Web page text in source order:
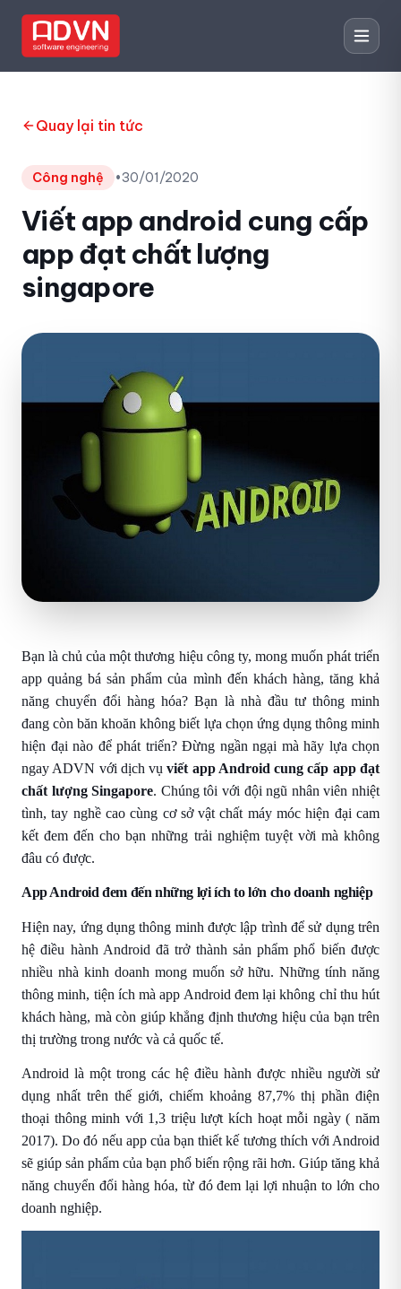
Quay lại tin tức
Công nghệ •30/01/2020
Viết app android cung cấp
app đạt chất lượng
singapore
Bạn là chủ của một thương hiệu công ty, mong muốn phát triển
app quảng bá sản phẩm của mình đến khách hàng, tăng khả
năng chuyển đổi hàng hóa? Bạn là nhà đầu tư thông minh
đang còn băn khoăn không biết lựa chọn ứng dụng thông minh
hiện đại nào để phát triển? Đừng ngần ngại mà hãy lựa chọn
ngay ADVN với dịch vụviết app Android cung cấp app đạt
chất lượng Singapore. Chúng tôi với đội ngũ nhân viên nhiệt
tình, tay nghề cao cùng cơ sở vật chất máy móc hiện đại cam
kết đem đến cho bạn những trải nghiệm tuyệt vời mà không
đâu có được.
App Android đem đến những lợi ích to lớn cho doanh nghiệp
Hiện nay, ứng dụng thông minh được lập trình để sử dụng trên
hệ điều hành Android đã trở thành sản phẩm phổ biến được
nhiều nhà kinh doanh mong muốn sở hữu. Những tính năng
thông minh, tiện ích mà app Android đem lại không chỉ thu hút
khách hàng, mà còn giúp khẳng định thương hiệu của bạn trên
thị trường trong nước và cả quốc tế.
Android là một trong các hệ điều hành được nhiều người sử
dụng nhất trên thế giới, chiếm khoảng 87,7% thị phần điện
thoại thông minh với 1,3 triệu lượt kích hoạt mỗi ngày ( năm
2017). Do đó nếu app của bạn thiết kế tương thích với Android
sẽ giúp sản phẩm của bạn phổ biến rộng rãi hơn. Giúp tăng khả
năng chuyển đổi hàng hóa, từ đó đem lại lợi nhuận to lớn cho
doanh nghiệp.